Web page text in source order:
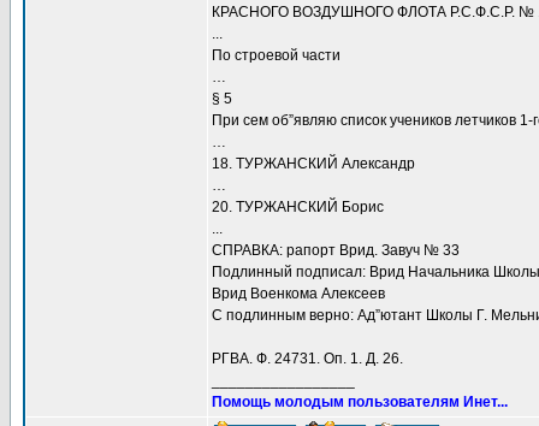
КРАСНОГО ВОЗДУШНОГО ФЛОТА Р.С.Ф.С.Р. №
...
По строевой части
…
§ 5
При сем об”являю список учеников летчиков
…
18. ТУРЖАНСКИЙ Александр
…
20. ТУРЖАНСКИЙ Борис
...
СПРАВКА: рапорт Врид. Завуч № 33
Подлинный подписал: Врид Начальника
Врид Военкома Алексеев
С подлинным верно: Ад”ютант Школы Г.
РГВА. Ф. 24731. Оп. 1. Д. 26.
Помощь молодым пользователям Инет...